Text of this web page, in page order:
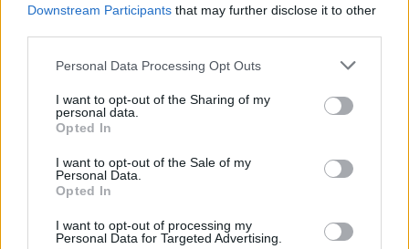
Downstream Participants that may further disclose it to other
Personal Data Processing Opt Outs
I want to opt-out of the Sharing of my
personal data.
Opted In
I want to opt-out of the Sale of my
Personal Data.
Opted In
I want to opt-out of processing my
Personal Data for Targeted Advertising.
Tags:
Σχετικά Άρθρα